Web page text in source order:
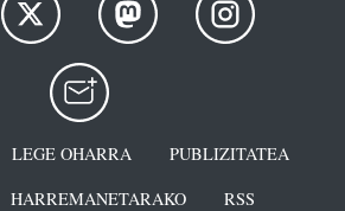
LEGE OHARRA
PUBLIZITATEA
HARREMANETARAKO RSS